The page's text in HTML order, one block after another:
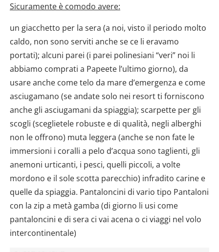
Sicuramente è comodo avere:
un giacchetto per la sera (a noi, visto il periodo molto
caldo, non sono serviti anche se ce li eravamo
portati); alcuni parei (i parei polinesiani “veri” noi li
abbiamo comprati a Papeete l’ultimo giorno), da
usare anche come telo da mare d’emergenza e come
asciugamano (se andate solo nei resort ti forniscono
anche gli asciugamani da spiaggia); scarpette per gli
scogli (sceglietele robuste e di qualità, negli alberghi
non le offrono) muta leggera (anche se non fate le
immersioni i coralli a pelo d’acqua sono taglienti, gli
anemoni urticanti, i pesci, quelli piccoli, a volte
mordono e il sole scotta parecchio) infradito carine e
quelle da spiaggia. Pantaloncini di vario tipo Pantaloni
con la zip a metà gamba (di giorno li usi come
pantaloncini e di sera ci vai acena o ci viaggi nel volo
intercontinentale)